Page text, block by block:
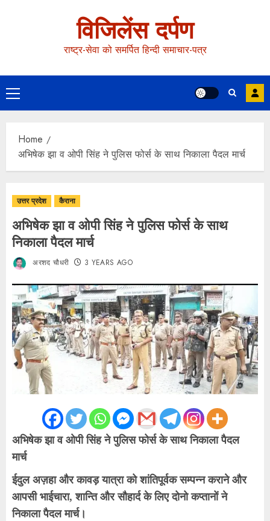
विजिलेंस दर्पण
राष्ट्र-सेवा को समर्पित हिन्दी समाचार-पत्र
Home
अभिषेक झा व ओपी सिंह ने पुलिस फोर्स के साथ निकाला पैदल मार्च
उत्तर प्रदेश कैराना
अभिषेक झा व ओपी सिंह ने पुलिस फोर्स के साथ
निकाला पैदल मार्च
अरशद चौधरी 3 YEARS AGO
अभिषेक झा व ओपी सिंह ने पुलिस फोर्स के साथ निकाला पैदल
मार्च
ईदुल अज़हा और कावड़ यात्रा को शांतिपूर्वक सम्पन्न कराने और
आपसी भाईचारा, शान्ति और सौहार्द के लिए दोनो कप्तानों ने
निकाला पैदल मार्च।